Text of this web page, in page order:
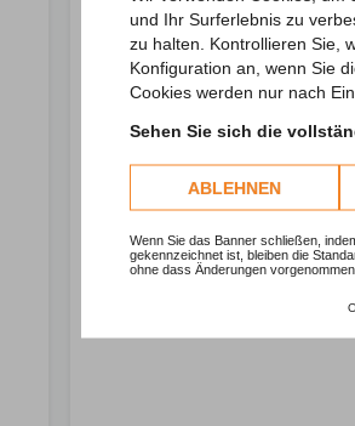
und Ihr Surferlebnis zu
zu halten. Kontrollieren Sie,
Konfiguration an, wenn Sie
Cookies werden nur nach
Sehen Sie sich die
ABLEHNEN
Wenn Sie das Banner schließen,
gekennzeichnet ist, bleiben die
ohne dass Änderungen